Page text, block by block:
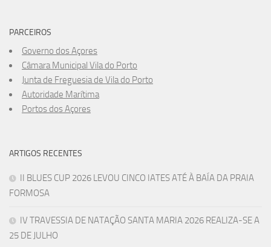
PARCEIROS
Governo dos Açores
Câmara Municipal Vila do Porto
Junta de Freguesia de Vila do Porto
Autoridade Marítima
Portos dos Açores
ARTIGOS RECENTES
II BLUES CUP 2026 LEVOU CINCO IATES ATÉ À BAÍA DA PRAIA
FORMOSA
IV TRAVESSIA DE NATAÇÃO SANTA MARIA 2026 REALIZA-SE A
25 DE JULHO